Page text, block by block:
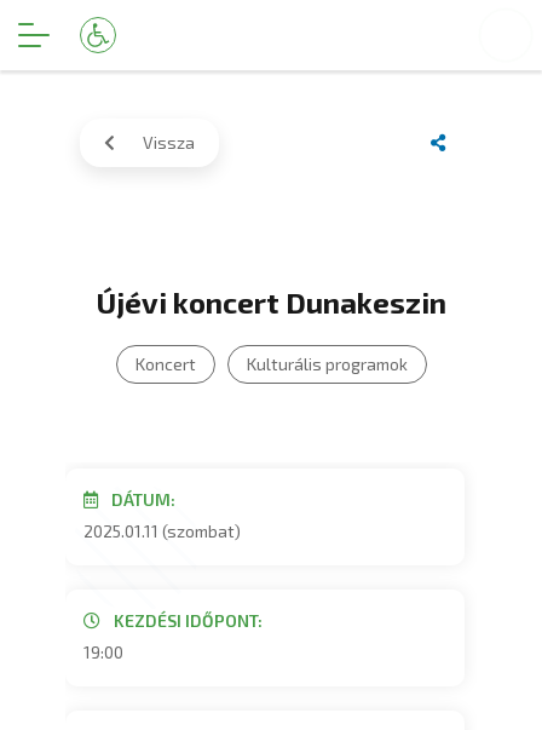
Vissza
Újévi koncert Dunakeszin
Koncert Kulturális programok
DÁTUM:
2025.01.11 (szombat)
KEZDÉSI IDŐPONT:
19:00